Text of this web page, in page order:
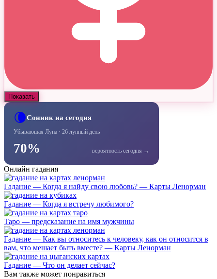
Показать
🌘Сонник на сегодня
Убывающая Луна · 26 лунный день
70% вероятность сегодня →
Онлайн гадания
Гадание — Когда я найду свою любовь? — Карты Ленорман
Гадание — Когда я встречу любимого?
Таро — предсказание на имя мужчины
Гадание — Как вы относитесь к человеку, как он относится в
вам, что мешает быть вместе? — Карты Ленорман
Гадание — Что он делает сейчас?
Вам также может понравиться